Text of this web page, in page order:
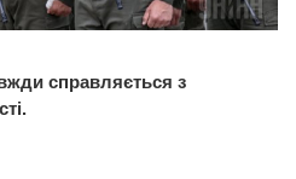
справляється з